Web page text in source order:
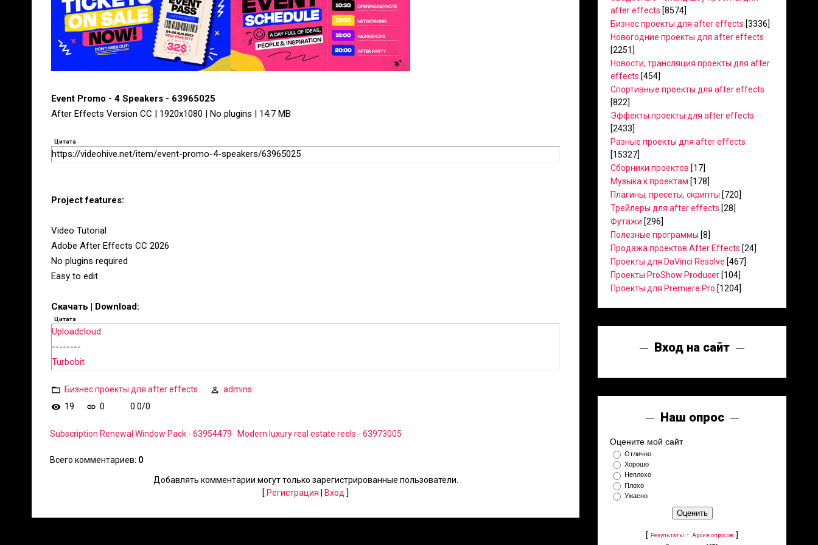
Event Promo - 4 Speakers - 63965025
After Effects Version CC | 1920x1080 | No plugins | 14.7 MB
Цитата
https://videohive.net/item/event-promo-4-speakers/63965025
Project features:
Video Tutorial
Adobe After Effects CC 2026
No plugins required
Easy to edit
Скачать | Download:
Цитата
Uploadcloud
--------
Turbobit
Бизнес проекты для after effects
admins
19
0 0.0/0
Subscription Renewal Window Pack - 63954479 Modern luxury real estate reels - 63973005
Всего комментариев: 0
Добавлять комментарии могут только зарегистрированные пользователи.
[ Регистрация Вход ]
after effects [8574]
Бизнес проекты для after effects [3336]
Новогодние проекты для after effects
[2251]
Новости, трансляция проекты для after
effects [454]
Спортивные проекты для after effects
[822]
Эффекты проекты для after effects
[2433]
Разные проекты для after effects
[15327]
Сборники проектов [17]
Музыка к проектам [178]
Плагины, пресеты, скрипты [720]
Трейлеры для after effects [28]
Футажи [296]
Полезные программы [8]
Продажа проектов After Effects [24]
Проекты для DaVinci Resolve [467]
Проекты ProShow Producer [104]
Проекты для Premiere Pro [1204]
Вход на сайт
Наш опрос
Оцените мой сайт
Отлично
Хорошо
Неплохо
Плохо
Ужасно
[ Результаты · Архив опросов ]